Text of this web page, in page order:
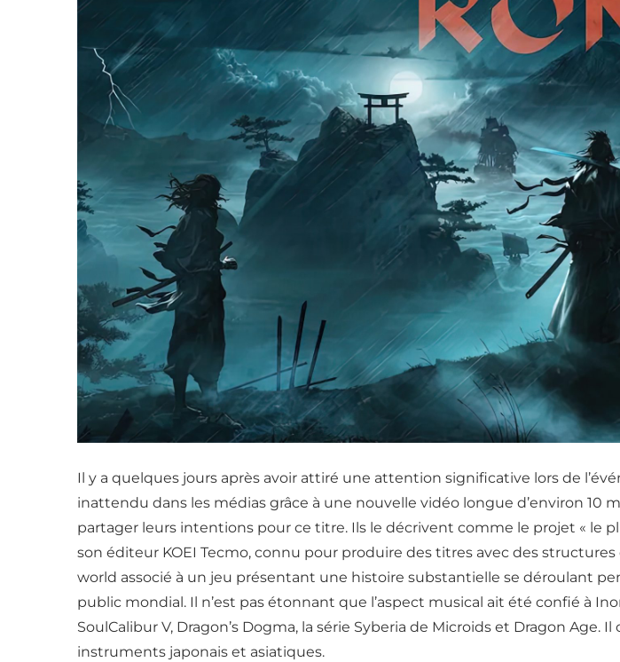
Il y a quelques jours après avoir attiré une attention significative lors de
inattendu dans les médias grâce à une nouvelle vidéo longue d’environ 10
partager leurs intentions pour ce titre. Ils le décrivent comme le projet « le
son éditeur KOEI Tecmo, connu pour produire des titres avec des
world associé à un jeu présentant une histoire substantielle se déroulant
public mondial. Il n’est pas étonnant que l’aspect musical ait été confié à
SoulCalibur V, Dragon’s Dogma, la série Syberia de Microids et Dragon
instruments japonais et asiatiques.